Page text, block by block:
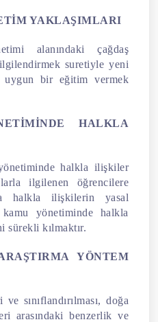
YAKLAŞIMLARI
alanındaki çağdaş
suretiyle yeni
uygun bir eğitim vermek
HALKLA
halkla ilişkiler
ilgilenen öğrencilere
halkla ilişkilerin yasal
yönetiminde halkla
kılmaktır.
YÖNTEM
sınıflandırılması, doğa
arasındaki benzerlik ve